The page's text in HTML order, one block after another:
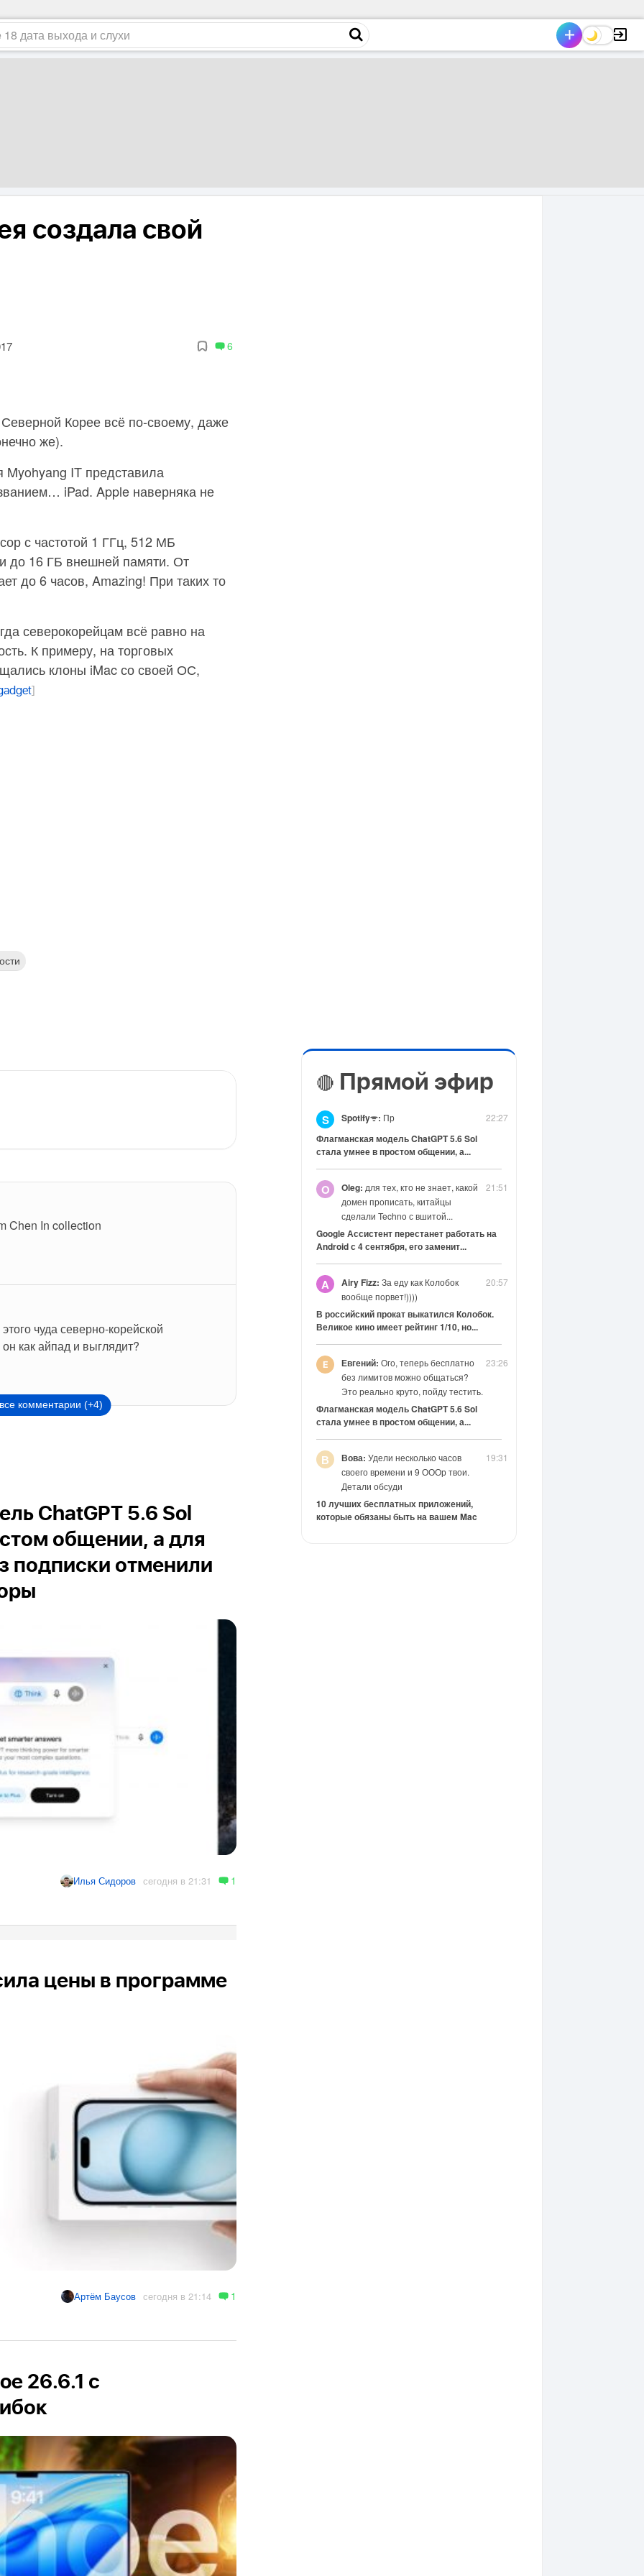
создала свой
6
Корее всё по-своему, даже
же).
Myohyang IT представила
iPad. Apple наверняка не
с частотой 1 ГГц, 512 МБ
до 16 ГБ внешней памяти. От
до 6 часов, Amazing! При таких то
северокорейцам всё равно на
К примеру, на торговых
клоны iMac со своей ОС,
Chen In collection
чуда северно-корейской
как айпад и выглядит?
комментарии (+4)
ChatGPT 5.6 Sol
общении, а для
подписки отменили
Илья Сидоров сегодня в 21:31 1
цены в программе
Артём Баусов сегодня в 21:14 1
26.6.1 с
🔴 Прямой эфир
22:27
S Spotifyᯤ: Пр
Флагманская модель ChatGPT 5.6 Sol
стала умнее в простом общении, а...
21:51
O Oleg: для тех, кто не знает, какой
домен прописать, китайцы
сделали Techno с вшитой...
Google Ассистент перестанет работать на
Android с 4 сентября, его заменит...
20:57
A Airy Fizz: За еду как Колобок
вообще порвет!))))
В российский прокат выкатился Колобок.
Великое кино имеет рейтинг 1/10, но...
23:26
Евгений: Ого, теперь бесплатно
без лимитов можно общаться?
Это реально круто, пойду тестить.
Флагманская модель ChatGPT 5.6 Sol
стала умнее в простом общении, а...
19:31
В Вова: Удели несколько часов
своего времени и 9 ОООр твои.
Детали обсуди
10 лучших бесплатных приложений,
которые обязаны быть на вашем Mac